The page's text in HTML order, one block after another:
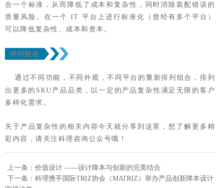
合一个标准，从而降低了成本和复杂性，同时消除装配错误的
质量风险。在一个 IT 平台上进行标准化（曾经有多个平台）
可以降低复杂性、成本和资本。
排列组合
通过不同功能，不同外观，不同平台的重新排列组合，排列
出更多的SKU产品品类，以一定的产品复杂性满足无限的客户
多样化需求。
关于产品复杂性的相关内容今天就分享到这里，想了解更多精
彩内容，请关注科理咨询公众号哦！
上一条：价值设计 ——设计降本与创新的完美结合
下一条：科理携手国际TRIZ协会（MATRIZ）举办产品创新降本设计